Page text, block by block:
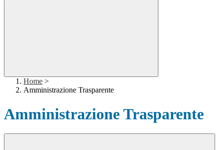
Home >
Amministrazione Trasparente
Amministrazione Trasparente